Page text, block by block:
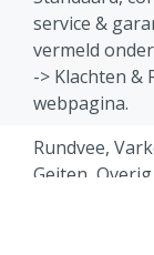
service &
vermeld
-> Klachten &
webpagina.
Rundvee,
Geiten, Overig